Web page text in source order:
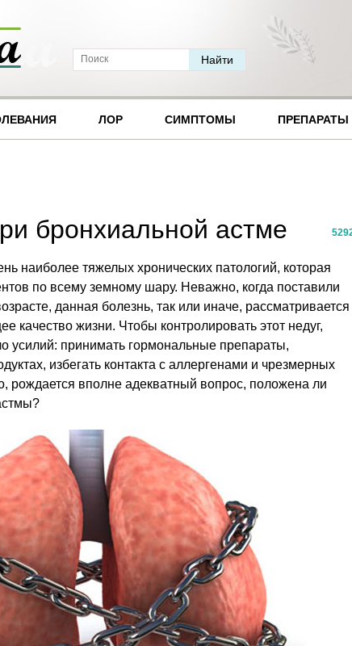
ЛОР СИМПТОМЫ ПРЕПАРАТЫ
бронхиальной астме
наиболее тяжелых хронических патологий, которая
по всему земному шару. Неважно, когда поставили
данная болезнь, так или иначе, рассматривается
качество жизни. Чтобы контролировать этот недуг,
усилий: принимать гормональные препараты,
избегать контакта с аллергенами и чрезмерных
рождается вполне адекватный вопрос, положена ли